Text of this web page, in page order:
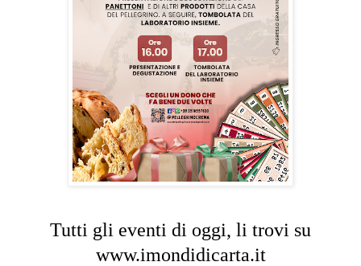
Tutti gli eventi di oggi, li trovi su
www.imondidicarta.it